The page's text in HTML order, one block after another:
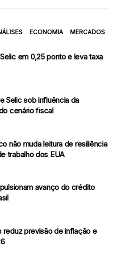
ECONOMIA MERCADOS
em 0,25 ponto e leva taxa
Selic sob influência da
cenário fiscal
não muda leitura de resiliência
trabalho dos EUA
avanço do crédito
reduz previsão de inflação e